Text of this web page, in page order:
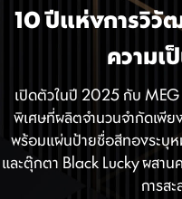
10 ปีแห่งการวิวั
ความเ
เปิดตัวในปี 2025 กับ
พิเศษที่ผลิตจำนวนจำกัดเพี
พร้อมแผ่นป้ายชื่อสีทองระบุห
และตุ๊กตา Black Lucky ผสา
การส